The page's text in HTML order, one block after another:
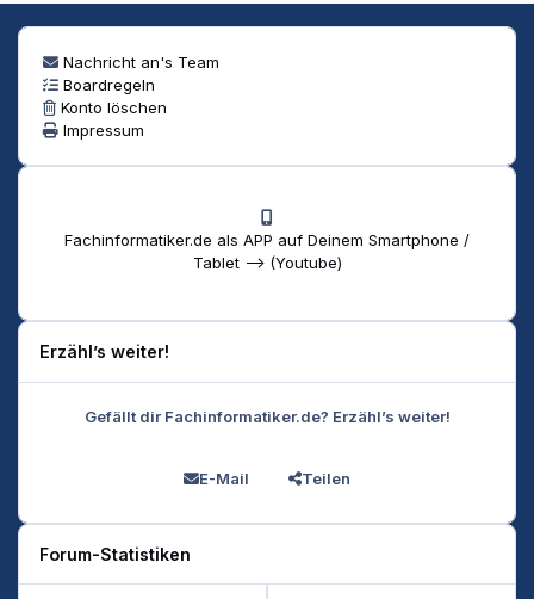
Nachricht an's Team
Boardregeln
Konto löschen
Impressum
Fachinformatiker.de als APP auf Deinem Smartphone /
Tablet --> (Youtube)
Erzähl’s weiter!
Gefällt dir Fachinformatiker.de? Erzähl’s weiter!
E-Mail Teilen
Forum-Statistiken